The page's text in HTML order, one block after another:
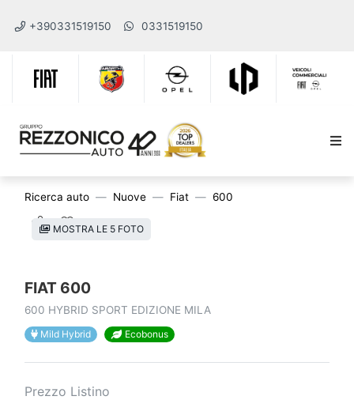
+390331519150 0331519150
Ricerca auto Nuove Fiat 600
MOSTRA LE 5 FOTO
FIAT 600
600 HYBRID SPORT EDIZIONE MILA
Mild Hybrid Ecobonus
Prezzo Listino